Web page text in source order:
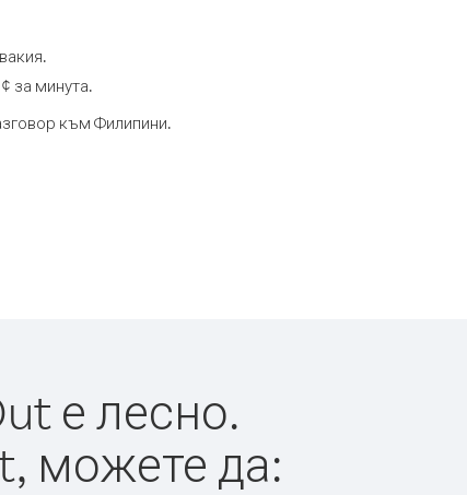
за минута.
към Филипини.
е лесно.
можете да: